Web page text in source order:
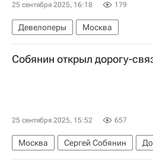
25 сентября 2025, 16:18 179
Девелоперы Москва
Собянин открыл дорогу-
25 сентября 2025, 15:52 657
Москва Сергей Собянин